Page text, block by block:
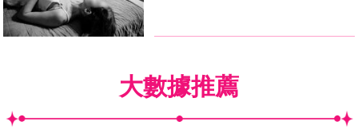
大數據推薦